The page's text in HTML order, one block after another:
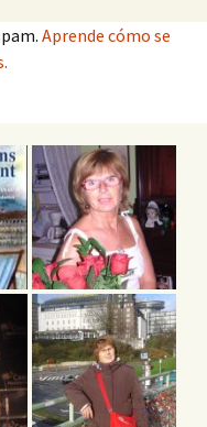
Aprende cómo se